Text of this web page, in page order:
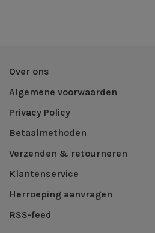
Over ons
Algemene voorwaarden
Privacy Policy
Betaalmethoden
Verzenden & retourneren
Klantenservice
Herroeping aanvragen
RSS-feed